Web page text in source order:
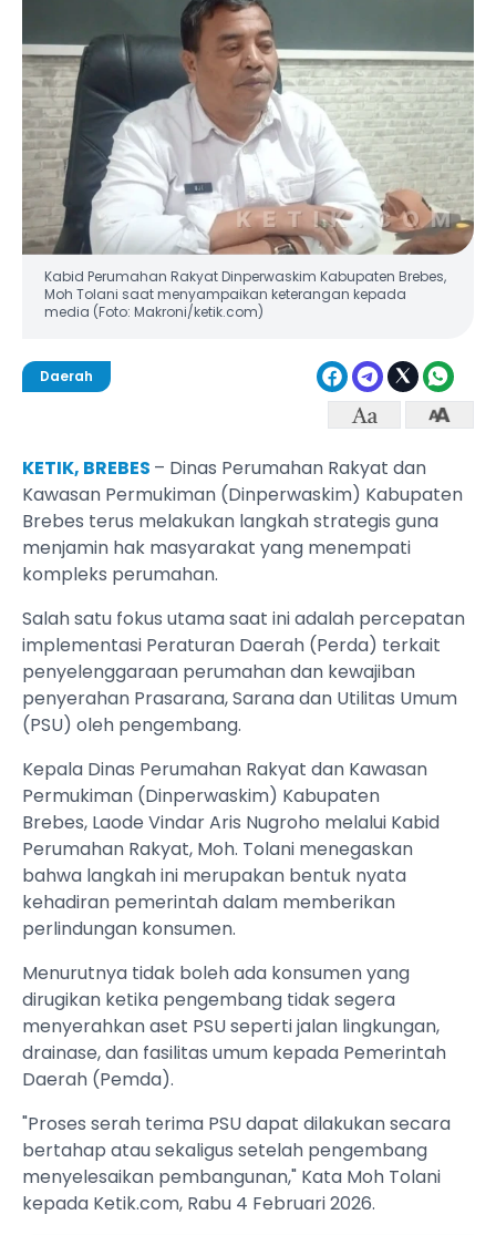
Kabid Perumahan Rakyat Dinperwaskim Kabupaten Brebes,
Moh Tolani saat menyampaikan keterangan kepada
media (Foto: Makroni/ketik.com)
Daerah
KETIK, BREBES – Dinas Perumahan Rakyat dan
Kawasan Permukiman (Dinperwaskim) Kabupaten
Brebes terus melakukan langkah strategis guna
menjamin hak masyarakat yang menempati
kompleks perumahan.
Salah satu fokus utama saat ini adalah percepatan
implementasi Peraturan Daerah (Perda) terkait
penyelenggaraan perumahan dan kewajiban
penyerahan Prasarana, Sarana dan Utilitas Umum
(PSU) oleh pengembang.
‎Kepala Dinas Perumahan Rakyat dan Kawasan
Permukiman (Dinperwaskim) Kabupaten
Brebes, Laode Vindar Aris Nugroho melalui Kabid
Perumahan Rakyat, Moh. Tolani menegaskan
bahwa langkah ini merupakan bentuk nyata
kehadiran pemerintah dalam memberikan
perlindungan konsumen.
‎Menurutnya tidak boleh ada konsumen yang
dirugikan ketika pengembang tidak segera
menyerahkan aset PSU seperti jalan lingkungan,
drainase, dan fasilitas umum kepada Pemerintah
Daerah (Pemda).
‎"Proses serah terima PSU dapat dilakukan secara
bertahap atau sekaligus setelah pengembang
menyelesaikan pembangunan," Kata Moh Tolani
kepada Ketik.com, Rabu 4 Februari 2026.